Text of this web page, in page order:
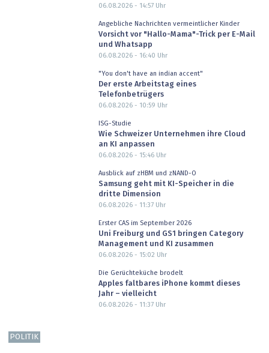
06.08.2026 - 14:57Uhr
Angebliche Nachrichten vermeintlicher Kinder
Vorsicht vor "Hallo-Mama"-Trick per E-Mail
und Whatsapp
06.08.2026 - 16:40 Uhr
"You don't have an indian accent"
Der erste Arbeitstag eines
Telefonbetrügers
06.08.2026 - 10:59 Uhr
ISG-Studie
Wie Schweizer Unternehmen ihre Cloud
an KI anpassen
06.08.2026 - 15:46Uhr
Ausblick auf zHBM und zNAND-O
Samsung geht mit KI-Speicher in die
dritte Dimension
06.08.2026 - 11:37Uhr
Erster CAS im September 2026
Uni Freiburg und GS1 bringen Category
Management und KI zusammen
06.08.2026 - 15:02 Uhr
Die Gerüchteküche brodelt
Apples faltbares iPhone kommt dieses
Jahr – vielleicht
06.08.2026 - 11:37Uhr
POLITIK